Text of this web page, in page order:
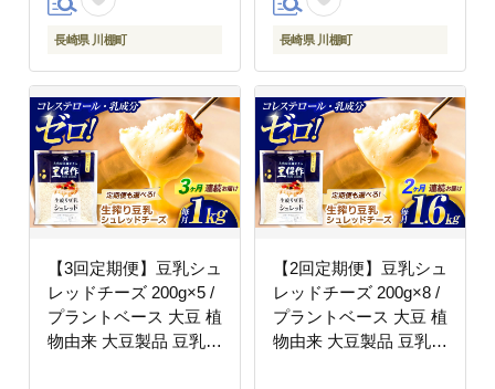
ク 健康 乳製品不使用
低カロリー パック【大
長崎県 川棚町
ク 健康 乳製品不使用
低カロリー パック【大
長崎県 川棚町
【3回定期便】豆乳シュ
レッドチーズ 200g×5 /
プラントベース 大豆 植
物由来 大豆製品 豆乳チ
【2回定期便】豆乳シュ
レッドチーズ 200g×8 /
プラントベース 大豆 植
物由来 大豆製品 豆乳チ